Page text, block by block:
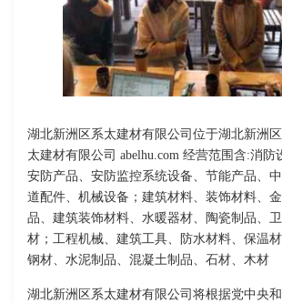
湖北新洲区系太建材有限公司位于湖北新洲
太建材有限公司 abelhu.com 经营范围含:消防
安防产品、安防监控系统设备、节能产品、
道配件、机械设备；建筑材料、装饰材料、
品、建筑装饰材料、水暖器材、陶瓷制品、
材；工程机械、建筑工具、防水材料、保温材
钢材、水泥制品、混凝土制品、石材、木材
湖北新洲区系太建材有限公司将根据党中央